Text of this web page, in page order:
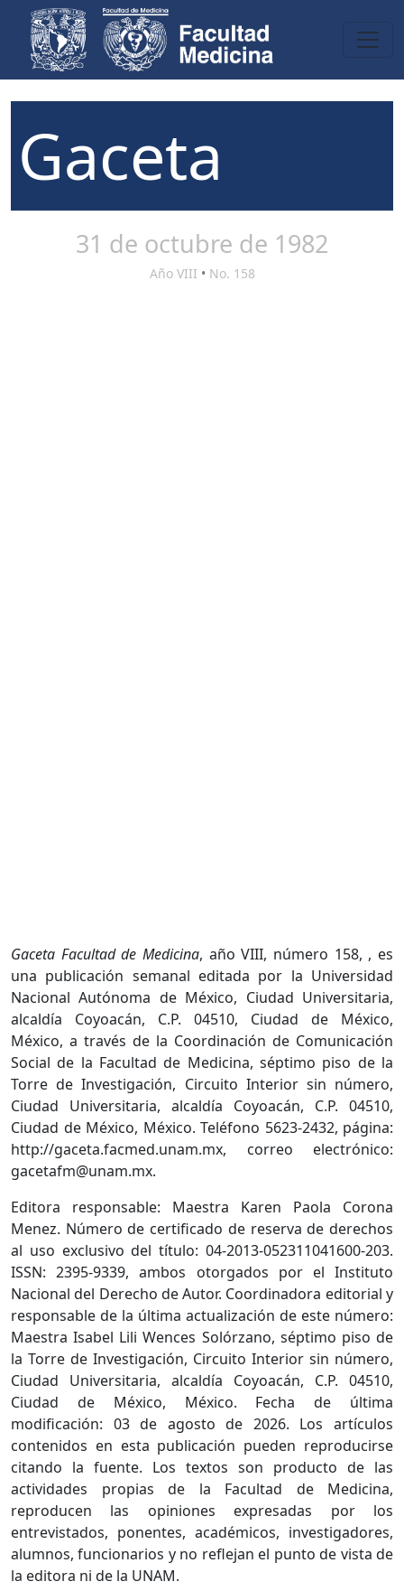
Gaceta
31 de octubre de 1982
Año VIII • No. 158
Gaceta Facultad de Medicina, año VIII, número 158, , es
una publicación semanal editada por la Universidad
Nacional Autónoma de México, Ciudad Universitaria,
alcaldía Coyoacán, C.P. 04510, Ciudad de México,
México, a través de la Coordinación de Comunicación
Social de la Facultad de Medicina, séptimo piso de la
Torre de Investigación, Circuito Interior sin número,
Ciudad Universitaria, alcaldía Coyoacán, C.P. 04510,
Ciudad de México, México. Teléfono 5623-2432, página:
http://gaceta.facmed.unam.mx, correo electrónico:
gacetafm@unam.mx.
Editora responsable: Maestra Karen Paola Corona
Menez. Número de certificado de reserva de derechos
al uso exclusivo del título: 04-2013-052311041600-203.
ISSN: 2395-9339, ambos otorgados por el Instituto
Nacional del Derecho de Autor. Coordinadora editorial y
responsable de la última actualización de este número:
Maestra Isabel Lili Wences Solórzano, séptimo piso de
la Torre de Investigación, Circuito Interior sin número,
Ciudad Universitaria, alcaldía Coyoacán, C.P. 04510,
Ciudad de México, México. Fecha de última
modificación: 03 de agosto de 2026. Los artículos
contenidos en esta publicación pueden reproducirse
citando la fuente. Los textos son producto de las
actividades propias de la Facultad de Medicina,
reproducen las opiniones expresadas por los
entrevistados, ponentes, académicos, investigadores,
alumnos, funcionarios y no reflejan el punto de vista de
la editora ni de la UNAM.